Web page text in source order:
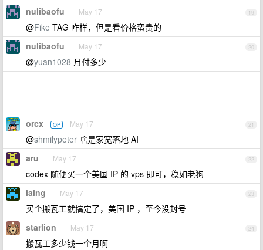
19
nulibaofu May 17
@Fike TAG 咋样，但是看价格蛮贵的
20
nulibaofu May 17
@yuan1028 月付多少
21
orcx OP May 17
@shmilypeter 啥是家宽落地 AI
22
aru May 17
codex 随便买一个美国 IP 的 vps 即可，稳如老狗
23
laing May 17
买个搬瓦工就搞定了，美国 IP ，至今没封号
24
starlion May 17
搬瓦工多少钱一个月啊